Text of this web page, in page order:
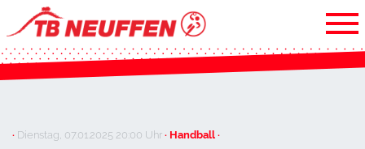
· Dienstag, 07.01.2025 20:00 Uhr· Handball ·